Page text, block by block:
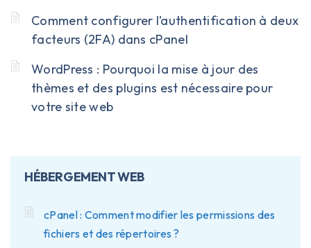
Comment configurer l’authentification à deux
facteurs (2FA) dans cPanel
WordPress : Pourquoi la mise à jour des
thèmes et des plugins est nécessaire pour
votre site web
HÉBERGEMENT WEB
cPanel : Comment modifier les permissions des
fichiers et des répertoires ?